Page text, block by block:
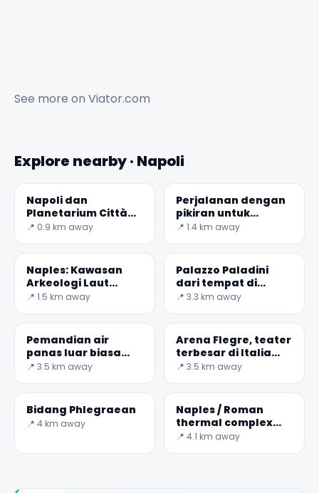
See more on Viator.com
Explore nearby · Napoli
Napoli dan
Planetarium Città
della Scienza
📍 0.9 km away
Perjalanan dengan
pikiran untuk
bahagia
📍 1.4 km away
Naples: Kawasan
Arkeologi Laut
Gaiola
📍 1.5 km away
Palazzo Paladini
dari tempat di
matahari
📍 3.3 km away
Pemandian air
panas luar biasa
dari Agnano
📍 3.5 km away
Arena Flegre, teater
terbesar di Italia
selatan
📍 3.5 km away
Bidang Phlegraean
📍 4 km away
Naples / Roman
thermal complex
dari Via Terracina
📍 4.1 km away